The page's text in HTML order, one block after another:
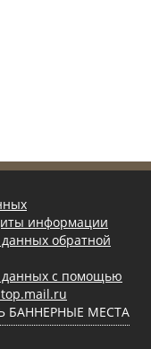
информации
обратной
данных с помощью
БАННЕРНЫЕ МЕСТА